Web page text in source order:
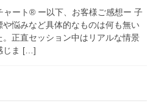
ャート®︎ ー以下、お客様ご感想ー 子
悩みなど具体的なものは何も無い
正直セッション中はリアルな情景
じま […]